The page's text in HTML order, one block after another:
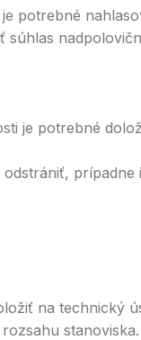
potrebné
je potrebné
na technický
stanoviska.